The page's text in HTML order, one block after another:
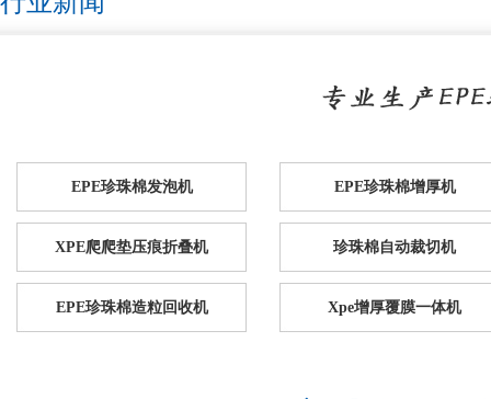
EPE珍珠棉发泡机 EPE珍珠棉增厚机
XPE爬爬垫压痕折叠机 珍珠棉自动裁切机
EPE珍珠棉造粒回收机 Xpe增厚覆膜一体机